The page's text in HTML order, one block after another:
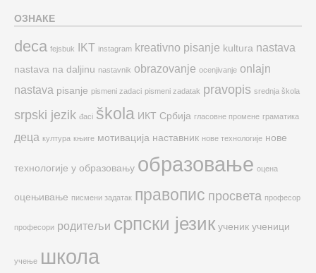
ОЗНАКЕ
deca fejsbuk IKT instagram kreativno pisanje kultura nastava
nastava na daljinu nastavnik obrazovanje ocenjivanje onlajn
nastava pisanje pismeni zadaci pismeni zadatak pravopis srednja škola
srpski jezik đaci škola ИКТ Србија гласовне промене граматика
деца култура књиге мотивација наставник нове технологије нове
технологије у образовању образовање оцена
оцењивање писмени задатак правопис просвета професор
професори родитељи српски језик ученик ученици
учење школа